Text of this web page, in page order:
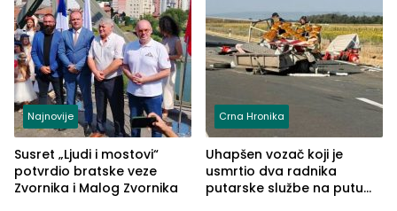
Najnovije
Susret „Ljudi i mostovi“
potvrdio bratske veze
Zvornika i Malog Zvornika
Crna Hronika
Uhapšen vozač koji je
usmrtio dva radnika
putarske službe na putu